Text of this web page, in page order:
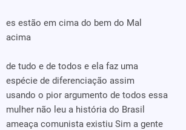
es estão em cima do bem do Mal
acima
de tudo e de todos e ela faz uma
espécie de diferenciação assim
usando o pior argumento de todos essa
mulher não leu a história do Brasil
ameaça comunista existiu Sim a gente